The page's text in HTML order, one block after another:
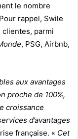
le nombre
rappel, Swile
parmi
, PSG, Airbnb,
aux avantages
proche de 100%,
croissance
d’avantages
française. « Cet